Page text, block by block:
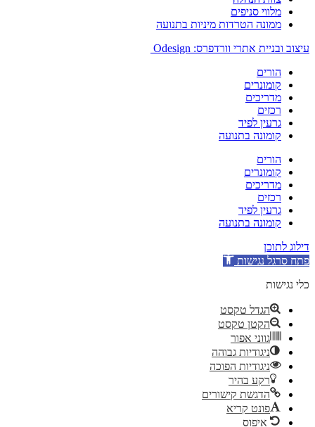
מלווי סניפים
ממונה הטרדות מיניות בתנועה
עיצוב ובניית אתרי וורדפרס: Odesign
הורים
קומונרים
מדריכים
רכזים
גרעין לפיד
קומונה בתנועה
הורים
קומונרים
מדריכים
רכזים
גרעין לפיד
קומונה בתנועה
דילוג לתוכן
פתח סרגל נגישות
כלי נגישות
הגדל טקסט
הקטן טקסט
גווני אפור
ניגודיות גבוהה
ניגודיות הפוכה
רקע בהיר
הדגשת קישורים
פונט קריא
איפוס